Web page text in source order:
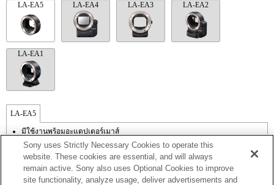
LA-EA5 LA-EA4 LA-EA3 LA-EA2
LA-EA1
LA-EA5
มีใช้งานพร้อมอะแดปเตอร์เมาส์
เสียงการทำงานของไดอะเฟรมจะถูกบันทึกด้วยไมโครโฟนภายใน
นอกเหนือจากโหมด A (กำหนดค่าช่องรับแสง), S (กำหนดความเร็วชัตเตอร์),
และ M (แมนนวล) แล้ว คุณไม่สามารถปรับช่องรับแสงในระหว่างการบันทึกภาพ
เคลื่อนไหวได้
ฟังก์ชัน [Lens Comp] (การชดเชยเลนส์) ไม่ทำงาน
Sony uses Strictly Necessary Cookies to operate this
website. These cookies are essential, and will always
remain active. Sony also uses Optional Cookies to improve
site functionality, analyze usage, deliver advertisements and